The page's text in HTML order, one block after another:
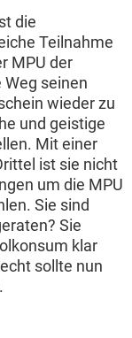
die
Teilnahme
MPU der
Weg seinen
wieder zu
und geistige
Mit einer
ist sie nicht
um die MPU
Sie sind
Sie
klar
sollte nun